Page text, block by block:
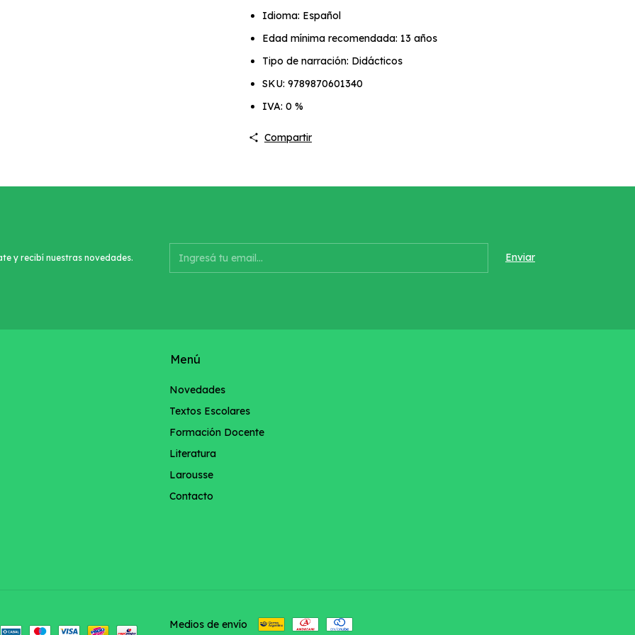
Idioma: Español
Edad mínima recomendada: 13 años
Tipo de narración: Didácticos
SKU: 9789870601340
IVA: 0 %
Compartir
y recibí nuestras novedades.
Menú
Novedades
Textos Escolares
Formación Docente
Literatura
Larousse
Contacto
Medios de envío